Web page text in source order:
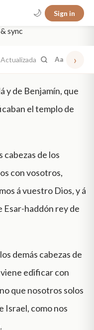
🌙 Sign in
sync
Aa ›
grace -law
y de Benjamín, que
el templo de
cabezas de los
con vosotros,
á vuestro Dios, y á
Esar-haddón rey de
demás cabezas de
edificar con
que nosotros solos
Israel, como nos